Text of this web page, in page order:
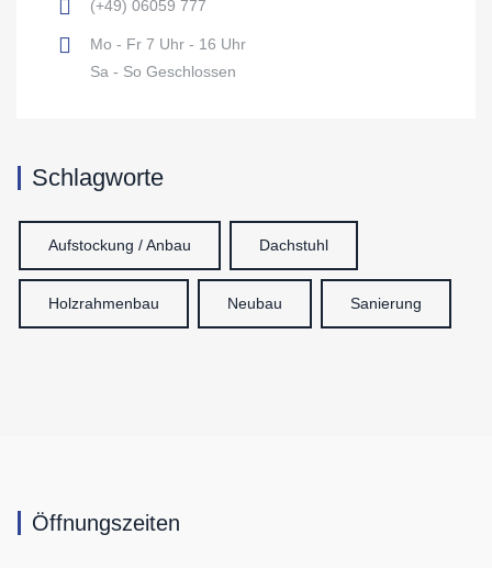
(+49) 06059 777
Mo - Fr 7 Uhr - 16 Uhr
Sa - So Geschlossen
Schlagworte
Aufstockung / Anbau Dachstuhl
Holzrahmenbau Neubau Sanierung
Öffnungszeiten